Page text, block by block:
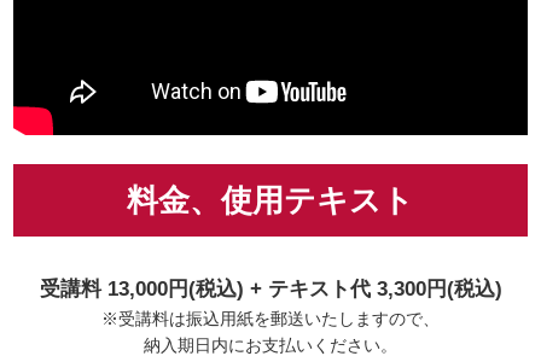
料金、使用テキスト
受講料 13,000円(税込) + テキスト代 3,300円(税込)
※受講料は振込用紙を郵送いたしますので、
納入期日内にお支払いください。